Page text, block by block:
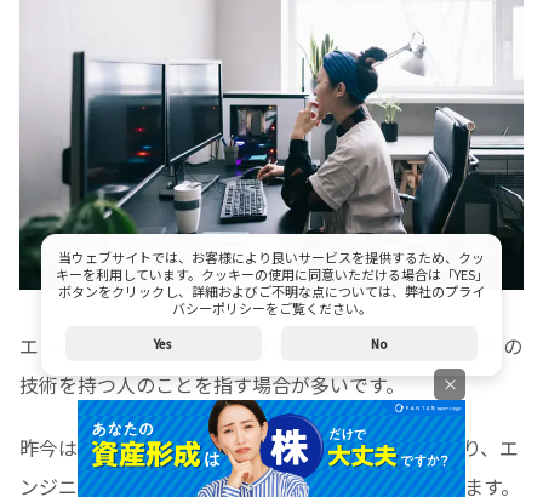
エンジニアとは技術者という意味であり、近年ではIT系の
技術を持つ人のことを指す場合が多いです。
昨今はテクノロジーに関する需要が高まってきており、エ
ンジニアはどの業界でも重宝される職種となっています。
当ウェブサイトでは、お客様により良いサービスを提供するため、クッ
キーを利用しています。クッキーの使用に同意いただける場合は「YES」
ボタンをクリックし、詳細およびご不明な点については、弊社のプライ
バシーポリシーをご覧ください。
Yes No
×